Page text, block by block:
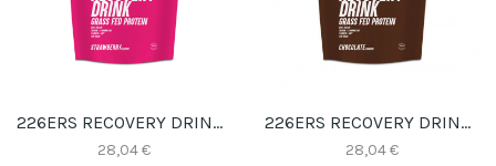
226ERS RECOVERY DRINK 0,5KG FRESA
28,04 €
226ERS RECOVERY DRINK 0,5KG CHOCOLATE
28,04 €